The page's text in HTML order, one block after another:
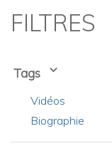
FILTRES
Tags
Vidéos
Biographie